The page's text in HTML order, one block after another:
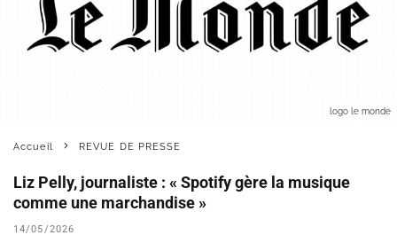
logo le monde
Accueil REVUE DE PRESSE
Liz Pelly, journaliste : « Spotify gère la musique
comme une marchandise »
14/05/2026